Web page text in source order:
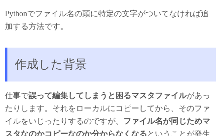
Pythonでファイル名の頭に特定の文字がついてなければ追
加する方法です。
作成した背景
仕事で誤って編集してしまうと困るマスタファイルがあっ
たりします。それをローカルにコピーしてから、そのファ
イルをいじったりするのですが、 ファイル名が同じためマ
スタなのかコピーなのか分からなくなるということが発生